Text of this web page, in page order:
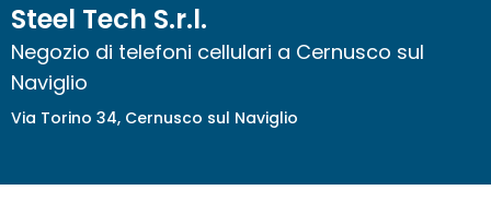
Steel Tech S.r.l.
Negozio di telefoni cellulari a Cernusco sul
Naviglio
Via Torino 34, Cernusco sul Naviglio